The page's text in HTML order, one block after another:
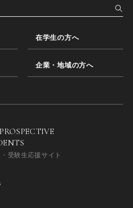
在学生の方へ
企業・地域の方へ
受験生応援サイト